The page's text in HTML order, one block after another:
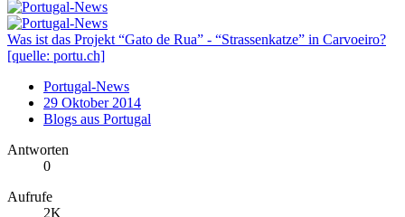
Was ist das Projekt “Gato de Rua” - “Strassenkatze” in Carvoeiro?
[quelle: portu.ch]
Portugal-News
29 Oktober 2014
Blogs aus Portugal
Antworten
0
Aufrufe
2K